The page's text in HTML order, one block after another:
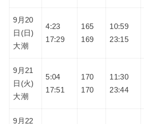
9月20
日(日)
大潮
4:23
17:29
165
169
10:59
23:15
9月21
日(火)
大潮
5:04
17:51
170
170
11:30
23:44
9月22